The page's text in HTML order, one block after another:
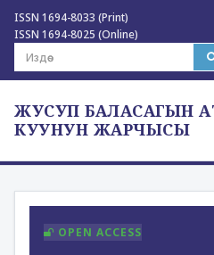
ISSN 1694-8033 (Print)
ISSN 1694-8025 (Online)
ЖУСУП БАЛАСАГЫН
КУУНУН ЖАРЧЫСЫ
OPEN ACCESS